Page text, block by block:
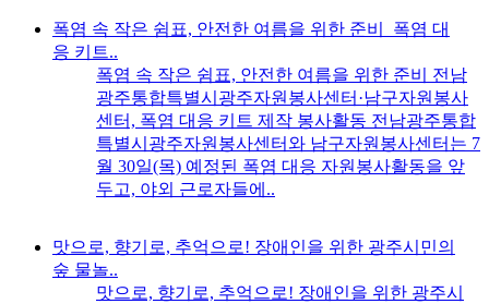
폭염 속 작은 쉼표, 안전한 여름을 위한 준비_폭염 대
응 키트..
폭염 속 작은 쉼표, 안전한 여름을 위한 준비 전남
광주통합특별시광주자원봉사센터·남구자원봉사
센터, 폭염 대응 키트 제작 봉사활동 전남광주통합
특별시광주자원봉사센터와 남구자원봉사센터는 7
월 30일(목) 예정된 폭염 대응 자원봉사활동을 앞
두고, 야외 근로자들에..
맛으로, 향기로, 추억으로! 장애인을 위한 광주시민의
숲 물놀..
맛으로, 향기로, 추억으로! 장애인을 위한 광주시